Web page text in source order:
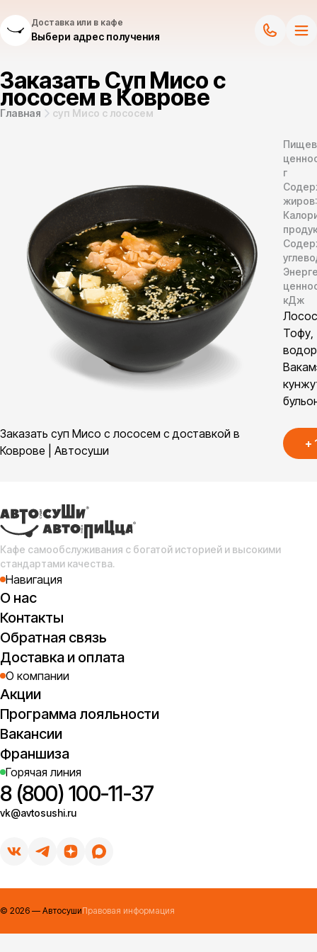
Доставка или в кафе
Выбери адрес получения
Заказать Суп Мисо с
лососем в Коврове
Главная суп Мисо с лососем
Заказать суп Мисо с лососем с доставкой в
Коврове | Автосуши
г
кДж
Тофу,
+
Кафе самообслуживания с богатой историей и высокими
стандартами качества.
Навигация
О нас
Контакты
Обратная связь
Доставка и оплата
О компании
Акции
Программа лояльности
Вакансии
Франшиза
Горячая линия
8 (800) 100-11-37
vk@avtosushi.ru
© 2026 — АвтосушиПравовая информация